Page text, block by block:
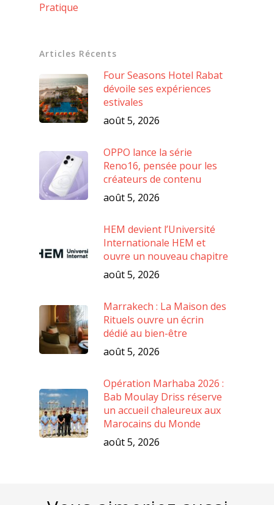
Pratique
Articles Récents
Four Seasons Hotel Rabat
dévoile ses expériences
estivales
août 5, 2026
OPPO lance la série
Reno16, pensée pour les
créateurs de contenu
août 5, 2026
HEM devient l’Université
Internationale HEM et
ouvre un nouveau chapitre
août 5, 2026
Marrakech : La Maison des
Rituels ouvre un écrin
dédié au bien-être
août 5, 2026
Opération Marhaba 2026 :
Bab Moulay Driss réserve
un accueil chaleureux aux
Marocains du Monde
août 5, 2026